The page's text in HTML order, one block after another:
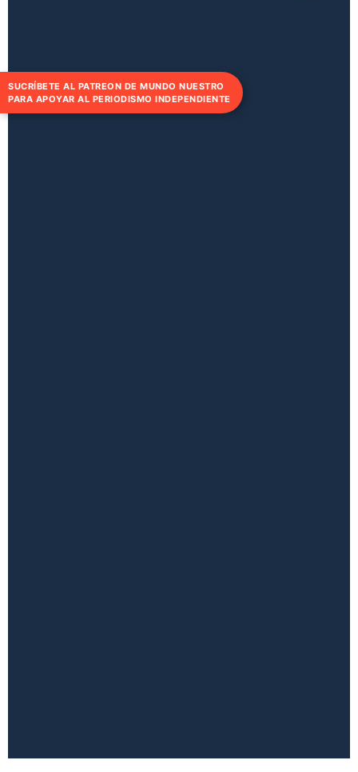
SUCRÍBETE AL PATREON DE MUNDO NUESTRO
PARA APOYAR AL PERIODISMO INDEPENDIENTE